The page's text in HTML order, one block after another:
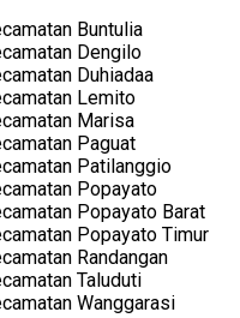
Buntulia
Dengilo
Duhiadaa
Lemito
Marisa
Paguat
Patilanggio
Popayato
Popayato Barat
Popayato Timur
Randangan
Taluduti
Wanggarasi